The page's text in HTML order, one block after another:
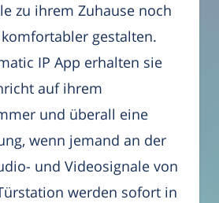
zu ihrem Zuhause noch
gestalten.
IP App erhalten sie
auf ihrem
und überall eine
wenn jemand an der
und Videosignale von
werden sofort in